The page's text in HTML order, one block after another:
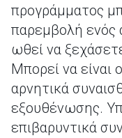
προγράμματος
παρεμβολή ενός
ωθεί να
Μπορεί να είναι
αρνητικά
εξουθένωσης.
επιβαρυντικά